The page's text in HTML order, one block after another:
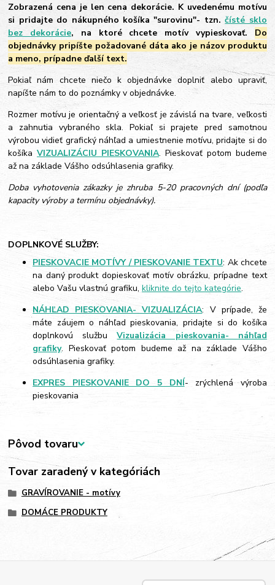
Zobrazená cena je len cena dekorácie. K uvedenému motívu
si pridajte do nákupného košíka "surovinu"- tzn.čísté sklo
bez dekorácie, na ktoré chcete motív vypieskovať. Do
objednávky pripíšte požadované dáta ako je názov produktu
a meno, prípadne ďalší text.
Pokiaľ nám chcete niečo k objednávke doplniť alebo upraviť,
napíšte nám to do poznámky v objednávke.
Rozmer motívu je orientačný a veľkosť je závislá na tvare, veľkosti
a zahnutia vybraného skla. Pokiaľ si prajete pred samotnou
výrobou vidieť grafický náhľad a umiestnenie motívu, pridajte si do
košíkaVIZUALIZÁCIU PIESKOVANIA. Pieskovať potom budeme
až na základe Vášho odsúhlasenia grafiky.
Doba vyhotovenia zákazky je zhruba 5-20 pracovných dní (podľa
kapacity výroby a termínu objednávky).
DOPLNKOVÉ SLUŽBY:
PIESKOVACIE MOTÍVY / PIESKOVANIE TEXTU: Ak chcete
na daný produkt dopieskovať motív obrázku, prípadne text
alebo Vašu vlastnú grafiku,kliknite do tejto kategórie.
NÁHĽAD PIESKOVANIA- VIZUALIZÁCIA: V prípade, že
máte záujem o náhľad pieskovania, pridajte si do košíka
doplnkovú službuVizualizácia pieskovania- náhľad
grafiky. Pieskovať potom budeme až na základe Vášho
odsúhlasenia grafiky.
EXPRES PIESKOVANIE DO 5 DNÍ- zrýchlená výroba
pieskovania
Pôvod tovaru
Tovar zaradený v kategóriách
GRAVÍROVANIE - motívy
DOMÁCE PRODUKTY